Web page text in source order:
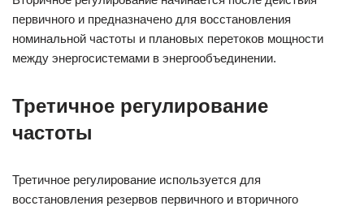
первичного и предназначено для восстановления
номинальной частоты и плановых перетоков мощности
между энергосистемами в энергообъединении.
Третичное регулирование
частоты
Третичное регулирование используется для
восстановления резервов первичного и вторичного